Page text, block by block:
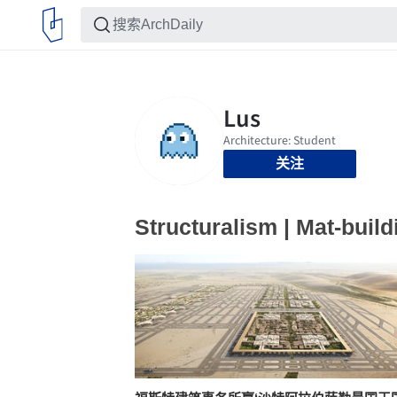
关注
Structuralism | Mat-